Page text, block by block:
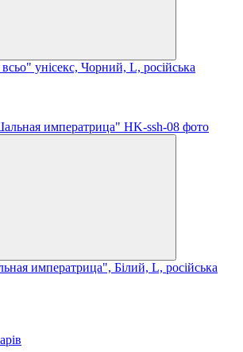
унісекс, Чорний, L, російська
императрица", Білий, L, російська